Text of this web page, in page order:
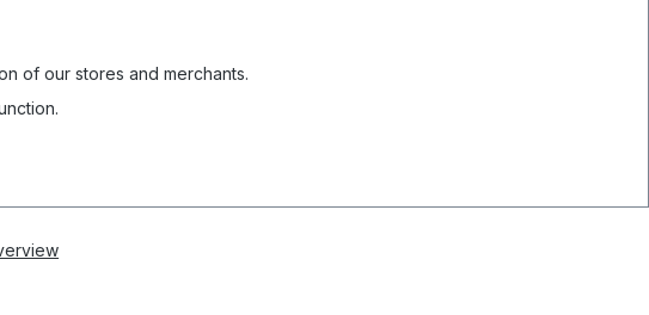
of our stores and merchants.